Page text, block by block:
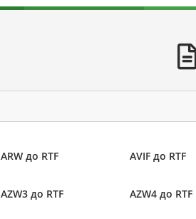
ARW до RTF AVIF до RTF
AZW3 до RTF AZW4 до RTF